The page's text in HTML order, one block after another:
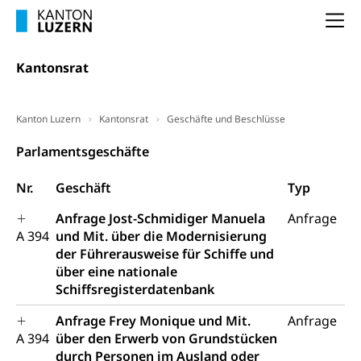
Kantonsrat
Kanton Luzern Kantonsrat Geschäfte und Beschlüsse
Parlamentsgeschäfte
Nr. Geschäft Typ
A 394
Anfrage Jost-Schmidiger Manuela
und Mit. über die Modernisierung
der Führerausweise für Schiffe und
über eine nationale
Schiffsregisterdatenbank
Anfrage
A 394
Anfrage Frey Monique und Mit.
über den Erwerb von Grundstücken
durch Personen im Ausland oder
Anfrage
Entlassung, Stellenverlust, Arbeitsmangel,
Unterbeschäftigung, Arbeitslosenversicherung,
Luzern)
Arbeitslosenentschädigung (WAS Luzern)
Unterstützung der Wirtschaftsförderung
Handelsregister Luzern
Dienststelle Steuern - Wissenswertes
Selbständige (WAS Luzern)
Pensionierung
Vorsorge, Altersvorsorge
AHV-Altersrente (WAS Luzern)
LUPK - Luzerner Pensionskasse
Altersvorsorge (gruezi.lu.ch)
Bildung und Forschung
Wissenschaftsförderung
Forschungsförderung, Wissenschaftsmarketing,
Wissenschaft, Forschung, Entwicklung, Projekte